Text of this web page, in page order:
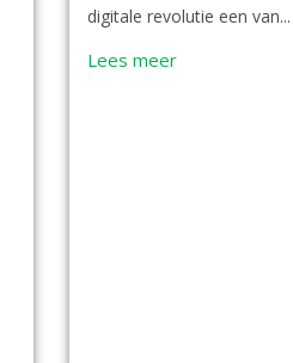
digitale revolutie een van...
Lees meer